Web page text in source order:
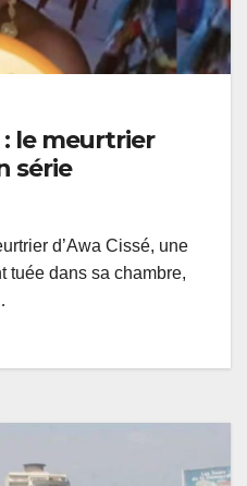
: le meurtrier
série
d’Awa Cissé, une
tuée dans sa chambre,